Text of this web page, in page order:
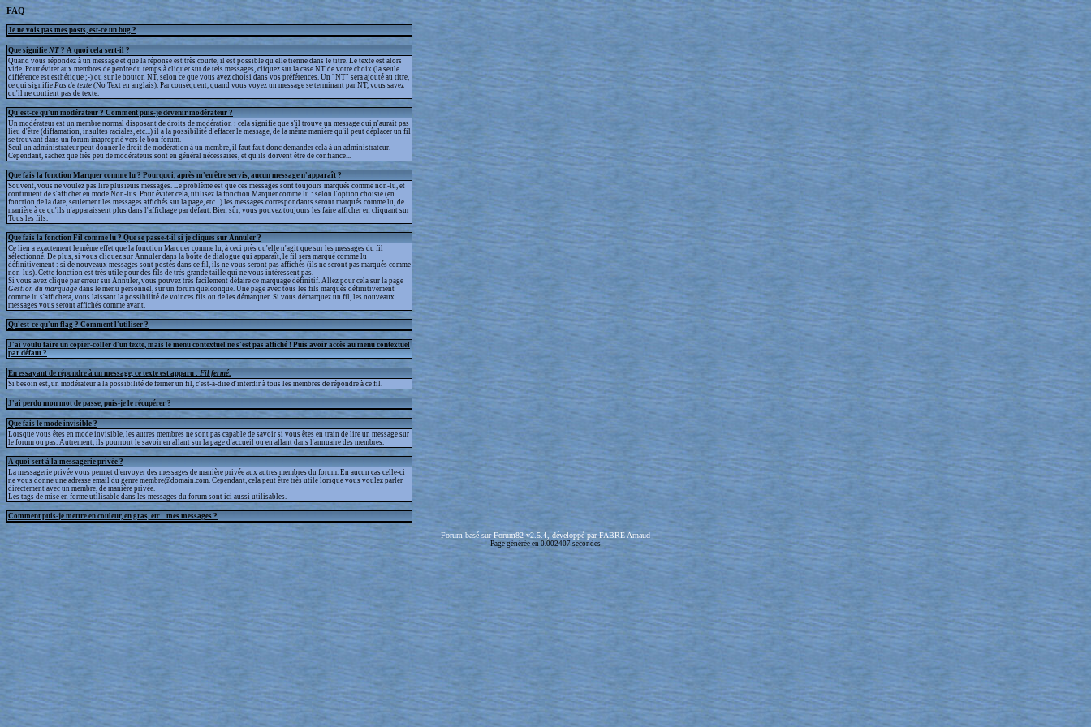
FAQ
Je ne vois pas mes posts, est-ce un bug ?
Que signifie NT ? A quoi cela sert-il ?
Quand vous répondez à un message et que la réponse est très courte, il est possible qu'elle tienne dans le titre. Le texte est alors
vide. Pour éviter aux membres de perdre du temps à cliquer sur de tels messages, cliquez sur la case NT de votre choix (la seule
différence est esthétique ;-) ou sur le bouton NT, selon ce que vous avez choisi dans vos préférences. Un "NT" sera ajouté au titre,
ce qui signifie Pas de texte (No Text en anglais). Par conséquent, quand vous voyez un message se terminant par NT, vous savez
qu'il ne contient pas de texte.
Qu'est-ce qu'un modérateur ? Comment puis-je devenir modérateur ?
Un modérateur est un membre normal disposant de droits de modération : cela signifie que s'il trouve un message qui n'aurait pas
lieu d'être (diffamation, insultes raciales, etc...) il a la possibilité d'effacer le message, de la même manière qu'il peut déplacer un fil
se trouvant dans un forum inaproprié vers le bon forum.
Seul un administrateur peut donner le droit de modération à un membre, il faut faut donc demander cela à un administrateur.
Cependant, sachez que très peu de modérateurs sont en général nécessaires, et qu'ils doivent être de confiance...
Que fais la fonction Marquer comme lu ? Pourquoi, après m'en être servis, aucun message n'apparaît ?
Souvent, vous ne voulez pas lire plusieurs messages. Le problème est que ces messages sont toujours marqués comme non-lu, et
continuent de s'afficher en mode Non-lus. Pour éviter cela, utilisez la fonction Marquer comme lu : selon l'option choisie (en
fonction de la date, seulement les messages affichés sur la page, etc...) les messages correspondants seront marqués comme lu, de
manière à ce qu'ils n'apparaissent plus dans l'affichage par défaut. Bien sûr, vous pouvez toujours les faire afficher en cliquant sur
Tous les fils.
Que fais la fonction Fil comme lu ? Que se passe-t-il si je cliques sur Annuler ?
Ce lien a exactement le même effet que la fonction Marquer comme lu, à ceci près qu'elle n'agit que sur les messages du fil
sélectionné. De plus, si vous cliquez sur Annuler dans la boîte de dialogue qui apparaît, le fil sera marqué comme lu
définitivement : si de nouveaux messages sont postés dans ce fil, ils ne vous seront pas affichés (ils ne seront pas marqués comme
non-lus). Cette fonction est très utile pour des fils de très grande taille qui ne vous intéressent pas.
Si vous avez cliqué par erreur sur Annuler, vous pouvez très facilement défaire ce marquage définitif. Allez pour cela sur la page
Gestion du marquage dans le menu personnel, sur un forum quelconque. Une page avec tous les fils marqués définitivement
comme lu s'affichera, vous laissant la possibilité de voir ces fils ou de les démarquer. Si vous démarquez un fil, les nouveaux
messages vous seront affichés comme avant.
Qu'est-ce qu'un flag ? Comment l'utiliser ?
J'ai voulu faire un copier-coller d'un texte, mais le menu contextuel ne s'est pas affiché ! Puis avoir accès au menu contextuel
par défaut ?
En essayant de répondre à un message, ce texte est apparu : Fil fermé
Si besoin est, un modérateur a la possibilité de fermer un fil, c'est-à-dire d'interdir à tous les membres de répondre à ce fil.
J'ai perdu mon mot de passe, puis-je le récupérer ?
Que fais le mode invisible ?
Lorsque vous êtes en mode invisible, les autres membres ne sont pas capable de savoir si vous êtes en train de lire un message sur
le forum ou pas. Autrement, ils pourront le savoir en allant sur la page d'accueil ou en allant dans l'annuaire des membres.
A quoi sert à la messagerie privée ?
La messagerie privée vous permet d'envoyer des messages de manière privée aux autres membres du forum. En aucun cas celle-ci
ne vous donne une adresse email du genre membre@domain.com. Cependant, cela peut être très utile lorsque vous voulez parler
directement avec un membre, de manière privée.
Les tags de mise en forme utilisable dans les messages du forum sont ici aussi utilisables.
Comment puis-je mettre en couleur, en gras, etc... mes messages ?
Forum basé sur Forum82 v2.5.4, développé par FABRE Arnaud
Page générée en 0.002407 secondes